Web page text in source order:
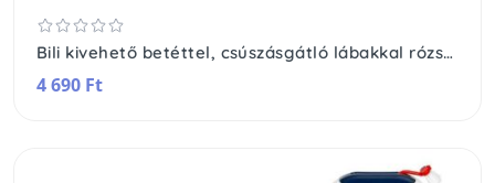
Bili kivehető betéttel, csúszásgátló lábakkal rózsaszín
4 690 Ft